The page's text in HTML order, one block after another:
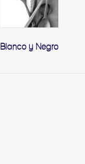
Blanco y Negro